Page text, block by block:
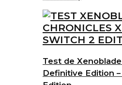
Test de
Definitive Edition